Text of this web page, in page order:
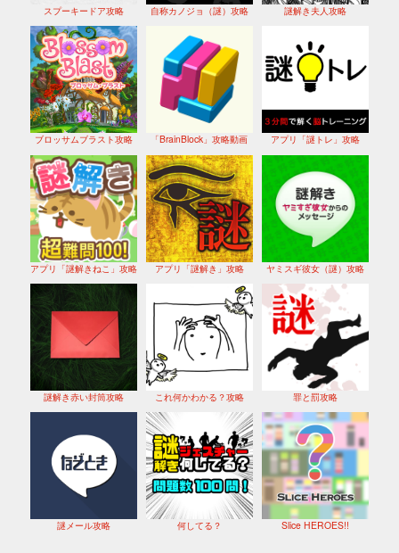
スプーキードア攻略 自称カノジョ（謎）攻略 謎解き夫人攻略
ブロッサムブラスト攻略 「BrainBlock」攻略動画 アプリ「謎トレ」攻略
アプリ「謎解きねこ」攻略 アプリ「謎解き」攻略 ヤミスギ彼女（謎）攻略
謎解き赤い封筒攻略 これ何かわかる？攻略 罪と罰攻略
謎メール攻略 何してる？ Slice HEROES!!